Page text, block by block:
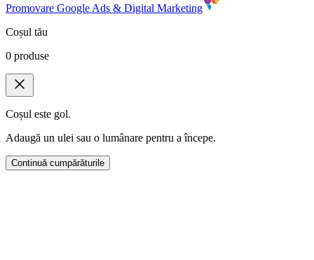
Promovare Google Ads & Digital Marketing
Coșul tău
0 produse
Coșul este gol.
Adaugă un ulei sau o lumânare pentru a începe.
Continuă cumpărăturile